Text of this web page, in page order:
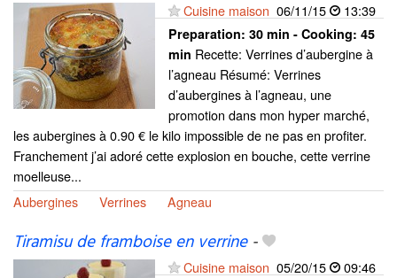
Cuisine maison 06/11/15 13:39
Preparation: 30 min - Cooking: 45
min Recette: Verrines d’aubergine à
l’agneau Résumé: Verrines
d’aubergines à l’agneau, une
promotion dans mon hyper marché,
les aubergines à 0.90 € le kilo impossible de ne pas en profiter.
Franchement j’ai adoré cette explosion en bouche, cette verrine
moelleuse...
Aubergines
Verrines Agneau
Tiramisu de framboise en verrine-
Cuisine maison 05/20/15
09:46